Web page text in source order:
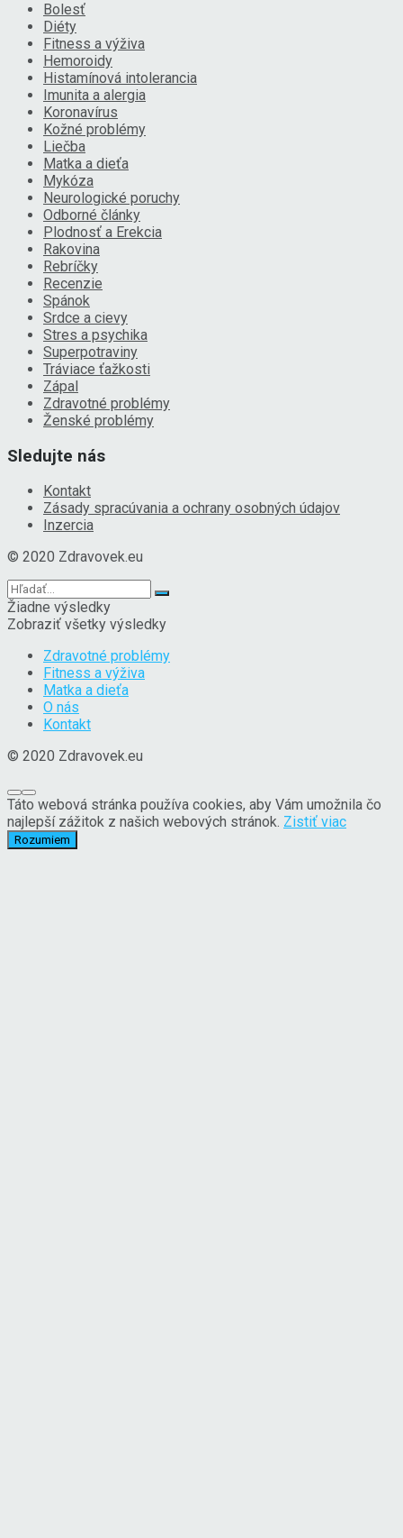
Bolesť
Diéty
Fitness a výživa
Hemoroidy
Histamínová intolerancia
Imunita a alergia
Koronavírus
Kožné problémy
Liečba
Matka a dieťa
Mykóza
Neurologické poruchy
Odborné články
Plodnosť a Erekcia
Rakovina
Rebríčky
Recenzie
Spánok
Srdce a cievy
Stres a psychika
Superpotraviny
Tráviace ťažkosti
Zápal
Zdravotné problémy
Ženské problémy
Sledujte nás
Kontakt
Zásady spracúvania a ochrany osobných údajov
Inzercia
© 2020 Zdravovek.eu
Žiadne výsledky
Zobraziť všetky výsledky
Zdravotné problémy
Fitness a výživa
Matka a dieťa
O nás
Kontakt
© 2020 Zdravovek.eu
Táto webová stránka používa cookies, aby Vám umožnila čo
najlepší zážitok z našich webových stránok. Zistiť viac
Rozumiem